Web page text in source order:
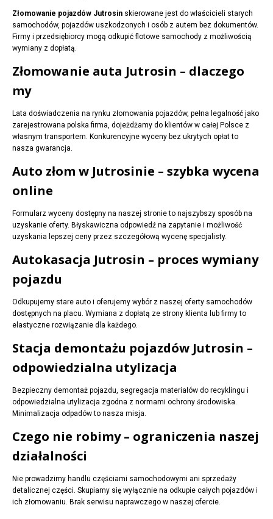
Złomowanie pojazdów Jutrosin skierowane jest do właścicieli starych
samochodów, pojazdów uszkodzonych i osób z autem bez dokumentów.
Firmy i przedsiębiorcy mogą odkupić flotowe samochody z możliwością
wymiany z dopłatą.
Złomowanie auta Jutrosin – dlaczego
my
Lata doświadczenia na rynku złomowania pojazdów, pełna legalność jako
zarejestrowana polska firma, dojeżdżamy do klientów w całej Polsce z
własnym transportem. Konkurencyjne wyceny bez ukrytych opłat to
nasza gwarancja.
Auto złom w Jutrosinie – szybka wycena
online
Formularz wyceny dostępny na naszej stronie to najszybszy sposób na
uzyskanie oferty. Błyskawiczna odpowiedź na zapytanie i możliwość
uzyskania lepszej ceny przez szczegółową wycenę specjalisty.
Autokasacja Jutrosin – proces wymiany
pojazdu
Odkupujemy stare auto i oferujemy wybór z naszej oferty samochodów
dostępnych na placu. Wymiana z dopłatą ze strony klienta lub firmy to
elastyczne rozwiązanie dla każdego.
Stacja demontażu pojazdów Jutrosin –
odpowiedzialna utylizacja
Bezpieczny demontaż pojazdu, segregacja materiałów do recyklingu i
odpowiedzialna utylizacja zgodna z normami ochrony środowiska.
Minimalizacja odpadów to nasza misja.
Czego nie robimy – ograniczenia naszej
działalności
Nie prowadzimy handlu częściami samochodowymi ani sprzedaży
detalicznej części. Skupiamy się wyłącznie na odkupie całych pojazdów i
ich złomowaniu. Brak serwisu naprawczego w naszej ofercie.